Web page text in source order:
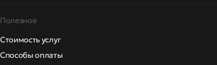
Полезное
Стоимость услуг
Способы оплаты